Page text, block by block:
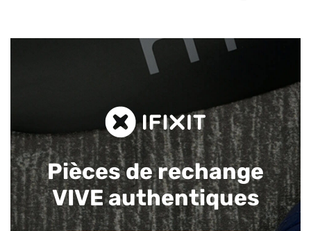
Pièces de rechange
VIVE authentiques​